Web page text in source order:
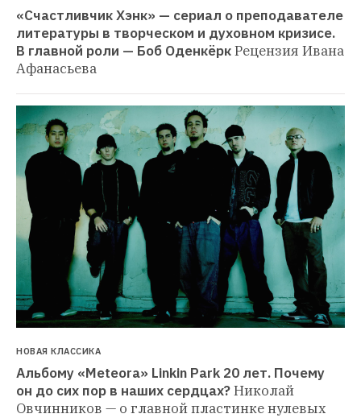
«Счастливчик Хэнк» — сериал о преподавателе
литературы в творческом и духовном кризисе.
В главной роли — Боб ОденкёркРецензия Ивана
Афанасьева
НОВАЯ КЛАССИКА
Альбому «Meteora» Linkin Park 20 лет. Почему
он до сих пор в наших сердцах?Николай
Овчинников — о главной пластинке нулевых